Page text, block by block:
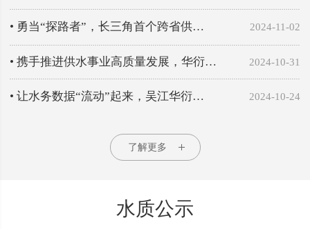
• 勇当“探路者”，长三角首个跨省供… 2024-11-02
• 携手推进供水事业高质量发展，华衍… 2024-10-31
• 让水务数据“流动”起来，吴江华衍… 2024-10-24
了解更多
水质公示